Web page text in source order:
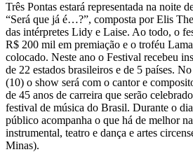
Três Pontas estará representada na noite
“Será que já é…?”, composta por Elis
das intérpretes Lidy e Laise. Ao todo, o
R$ 200 mil em premiação e o troféu
colocado. Neste ano o Festival recebeu
de 22 estados brasileiros e de 5 países.
(10) o show será com o cantor e
de 45 anos de carreira que serão
festival de música do Brasil. Durante o
público acompanha o que há de melhor
instrumental, teatro e dança e artes
Minas).